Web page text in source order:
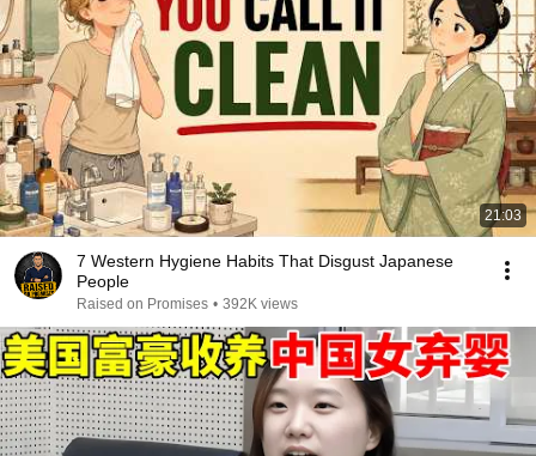
21:03
7 Western Hygiene Habits That Disgust Japanese
People
Raised on Promises • 392K views